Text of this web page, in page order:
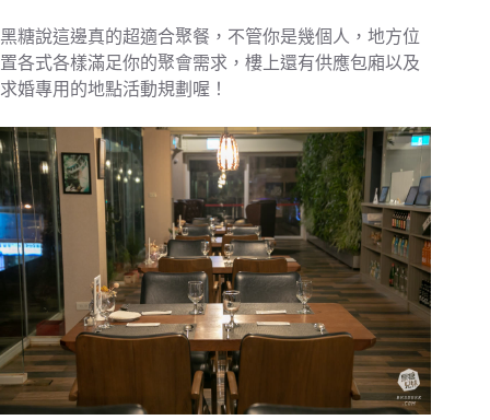
黑糖說這邊真的超適合聚餐，不管你是幾個人，地方位
置各式各樣滿足你的聚會需求，樓上還有供應包廂以及
求婚專用的地點活動規劃喔！